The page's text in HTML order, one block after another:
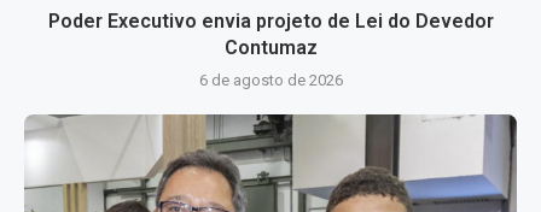
Poder Executivo envia projeto de Lei do Devedor
Contumaz
6 de agosto de 2026